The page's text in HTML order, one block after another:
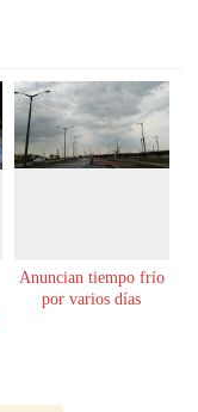
Anuncian tiempo frío
por varios días